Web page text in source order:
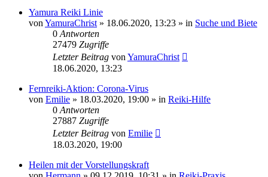
Yamura Reiki Linie
von YamuraChrist » 18.06.2020, 13:23 » in Suche und Biete
0 Antworten
27479 Zugriffe
Letzter Beitrag von YamuraChrist
18.06.2020, 13:23
Fernreiki-Aktion: Corona-Virus
von Emilie » 18.03.2020, 19:00 » in Reiki-Hilfe
0 Antworten
27887 Zugriffe
Letzter Beitrag von Emilie
18.03.2020, 19:00
Heilen mit der Vorstellungskraft